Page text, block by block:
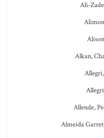
Ali-
Alkan,
Allende,
Almeida